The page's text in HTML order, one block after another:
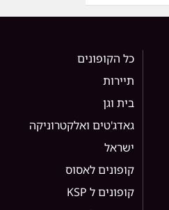
כל הקופונים
תיירות
בית וגן
גאדג'טים ואלקטרוניקה
ישראל
קופונים לאסוס
קופונים ל KSP